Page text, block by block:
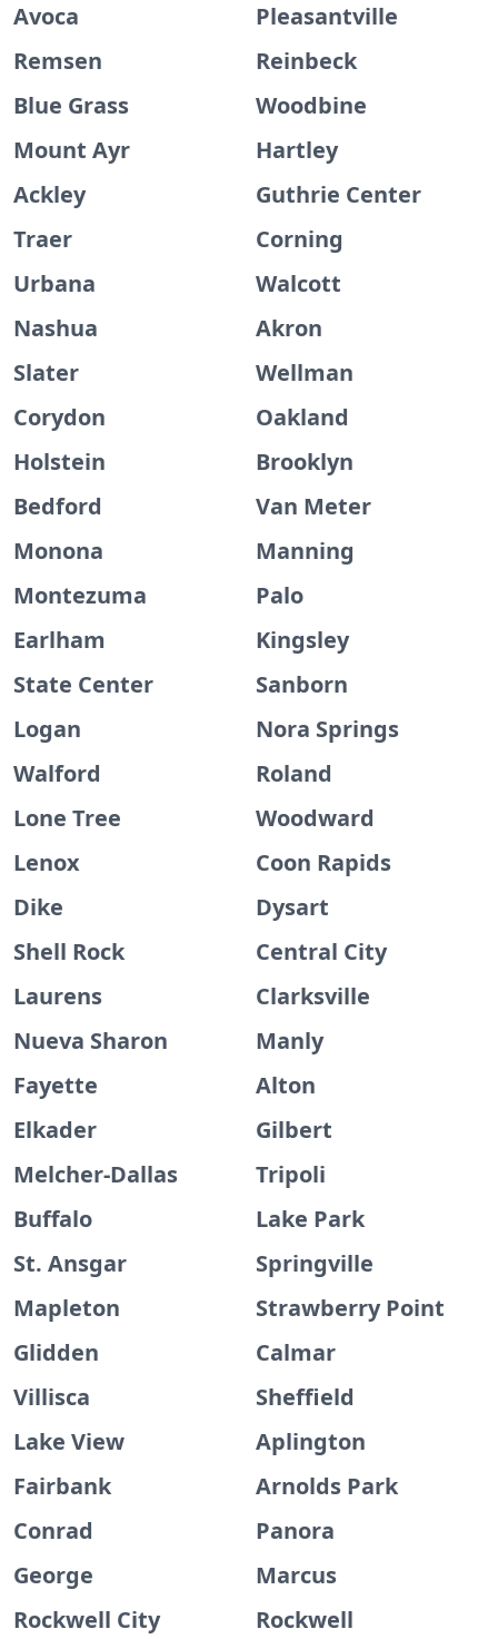
Avoca
Pleasantville
Remsen
Reinbeck
Blue Grass
Woodbine
Mount Ayr
Hartley
Ackley
Guthrie Center
Traer
Corning
Urbana
Walcott
Nashua
Akron
Slater
Wellman
Corydon
Oakland
Holstein
Brooklyn
Bedford
Van Meter
Monona
Manning
Montezuma
Palo
Earlham
Kingsley
State Center
Sanborn
Logan
Nora Springs
Walford
Roland
Lone Tree
Woodward
Lenox
Coon Rapids
Dike
Dysart
Shell Rock
Central City
Laurens
Clarksville
Nueva Sharon
Manly
Fayette
Alton
Elkader
Gilbert
Melcher-Dallas
Tripoli
Buffalo
Lake Park
St. Ansgar
Springville
Mapleton
Strawberry Point
Glidden
Calmar
Villisca
Sheffield
Lake View
Aplington
Fairbank
Arnolds Park
Conrad
Panora
George
Marcus
Rockwell City
Rockwell